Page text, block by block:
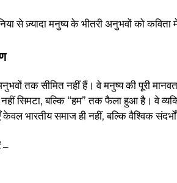
से ज़्यादा मनुष्य के भीतरी अनुभवों को
तक सीमित नहीं हैं। वे मनुष्य की पूरी
बल्कि “हम” तक फैला हुआ है। वे
भारतीय समाज ही नहीं, बल्कि वैश्विक संदर्भों
–